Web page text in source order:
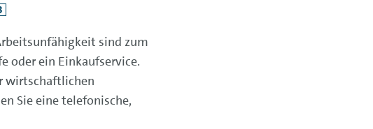
sind zum
oder ein Einkaufservice.
wirtschaftlichen
Sie eine telefonische,